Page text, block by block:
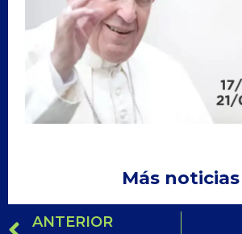
Más noticias
ANTERIOR